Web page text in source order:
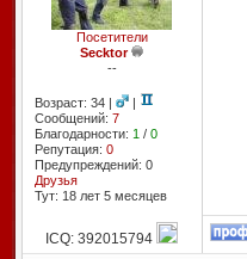
Посетители
Secktor
--
Возраст: 34 |
|
Сообщений: 7
Благодарности: 1 / 0
Репутация: 0
Предупреждений: 0
Друзья
Тут: 18 лет 5 месяцев
ICQ: 392015794